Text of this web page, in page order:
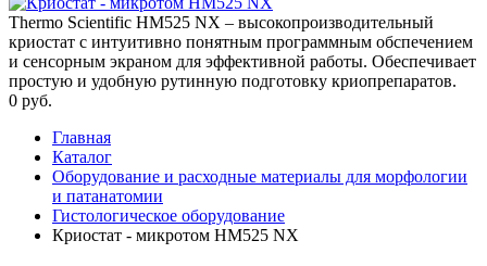
Thermo Scientific HM525 NX – высокопроизводительный
криостат с интуитивно понятным программным обспечением
и сенсорным экраном для эффективной работы. Обеспечивает
простую и удобную рутинную подготовку криопрепаратов.
0 руб.
Главная
Каталог
Оборудование и расходные материалы для морфологии
и патанатомии
Гистологическое оборудование
Криостат - микротом HM525 NX